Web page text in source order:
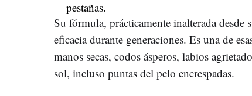
Su fórmula, prácticamente inalterada desde
eficacia durante generaciones. Es una de
manos secas, codos ásperos, labios
sol, incluso puntas del pelo encrespadas.